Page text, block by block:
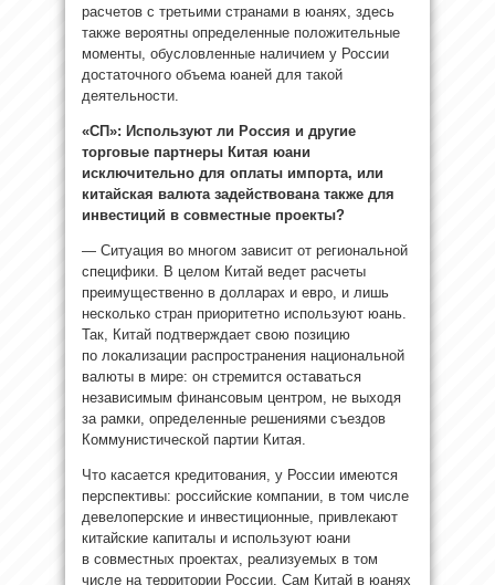
расчетов с третьими странами в юанях, здесь
также вероятны определенные положительные
моменты, обусловленные наличием у России
достаточного объема юаней для такой
деятельности.
«СП»: Используют ли Россия и другие
торговые партнеры Китая юани
исключительно для оплаты импорта, или
китайская валюта задействована также для
инвестиций в совместные проекты?
— Ситуация во многом зависит от региональной
специфики. В целом Китай ведет расчеты
преимущественно в долларах и евро, и лишь
несколько стран приоритетно используют юань.
Так, Китай подтверждает свою позицию
по локализации распространения национальной
валюты в мире: он стремится оставаться
независимым финансовым центром, не выходя
за рамки, определенные решениями съездов
Коммунистической партии Китая.
Что касается кредитования, у России имеются
перспективы: российские компании, в том числе
девелоперские и инвестиционные, привлекают
китайские капиталы и используют юани
в совместных проектах, реализуемых в том
числе на территории России. Сам Китай в юанях